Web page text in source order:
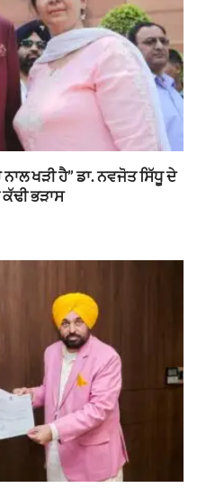
ਖੜੀ ਹੈ” ਡਾ. ਨਵਜੋਤ ਸਿੱਧੂ ਦੇ
ਭੜਾਸ